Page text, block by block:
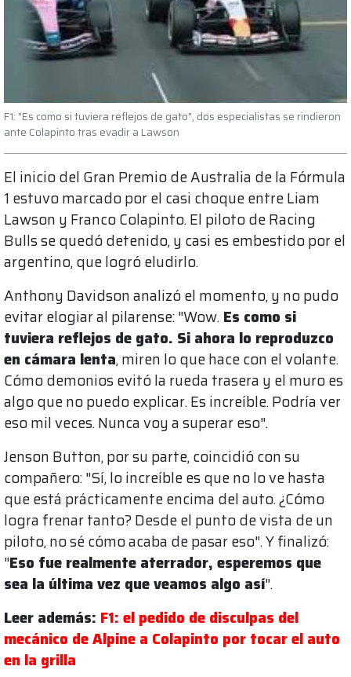
F1: "Es como si tuviera reflejos de gato", dos especialistas se rindieron
ante Colapinto tras evadir a Lawson
El inicio del Gran Premio de Australia de la Fórmula
1 estuvo marcado por el casi choque entre Liam
Lawson y Franco Colapinto. El piloto de Racing
Bulls se quedó detenido, y casi es embestido por el
argentino, que logró eludirlo.
Anthony Davidson analizó el momento, y no pudo
evitar elogiar al pilarense: "Wow. Es como si
tuviera reflejos de gato. Si ahora lo reproduzco
en cámara lenta, miren lo que hace con el volante.
Cómo demonios evitó la rueda trasera y el muro es
algo que no puedo explicar. Es increíble. Podría ver
eso mil veces. Nunca voy a superar eso".
Jenson Button, por su parte, coincidió con su
compañero: "Sí, lo increíble es que no lo ve hasta
que está prácticamente encima del auto. ¿Cómo
logra frenar tanto? Desde el punto de vista de un
piloto, no sé cómo acaba de pasar eso". Y finalizó:
"Eso fue realmente aterrador, esperemos que
sea la última vez que veamos algo así".
Leer además: F1: el pedido de disculpas del
mecánico de Alpine a Colapinto por tocar el auto
en la grilla